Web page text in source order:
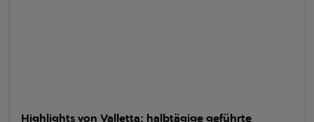
Highlights von Valletta: halbtägige geführte